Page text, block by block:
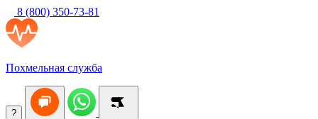
8 (800) 350-73-81
Похмельная служба
?